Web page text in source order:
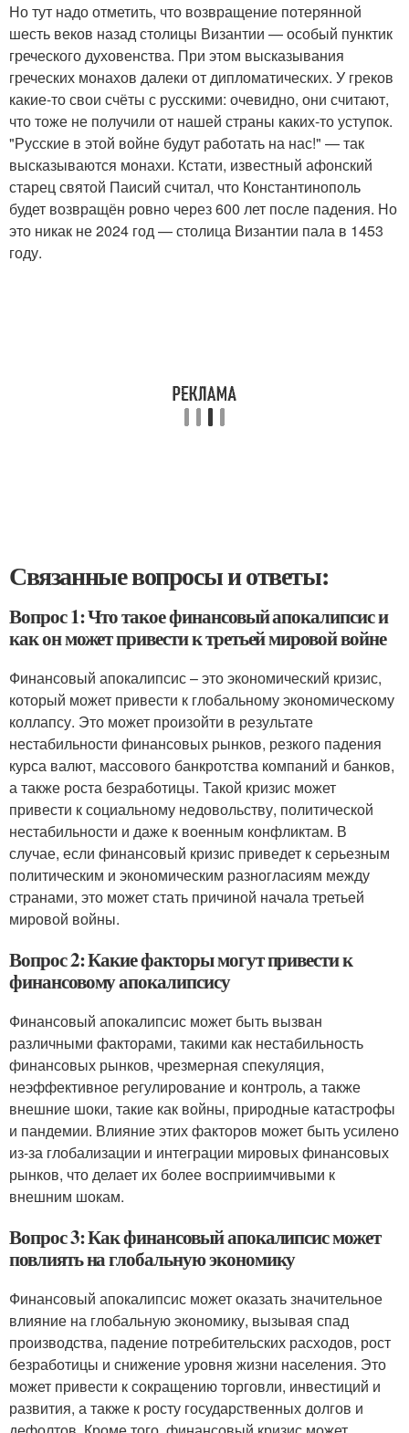
Но тут надо отметить, что возвращение потерянной
шесть веков назад столицы Византии — особый пунктик
греческого духовенства. При этом высказывания
греческих монахов далеки от дипломатических. У греков
какие-то свои счёты с русскими: очевидно, они считают,
что тоже не получили от нашей страны каких-то уступок.
"Русские в этой войне будут работать на нас!" — так
высказываются монахи. Кстати, известный афонский
старец святой Паисий считал, что Константинополь
будет возвращён ровно через 600 лет после падения. Но
это никак не 2024 год — столица Византии пала в 1453
году.
Связанные вопросы и ответы:
Вопрос 1: Что такое финансовый апокалипсис и
как он может привести к третьей мировой войне
Финансовый апокалипсис – это экономический кризис,
который может привести к глобальному экономическому
коллапсу. Это может произойти в результате
нестабильности финансовых рынков, резкого падения
курса валют, массового банкротства компаний и банков,
а также роста безработицы. Такой кризис может
привести к социальному недовольству, политической
нестабильности и даже к военным конфликтам. В
случае, если финансовый кризис приведет к серьезным
политическим и экономическим разногласиям между
странами, это может стать причиной начала третьей
мировой войны.
Вопрос 2: Какие факторы могут привести к
финансовому апокалипсису
Финансовый апокалипсис может быть вызван
различными факторами, такими как нестабильность
финансовых рынков, чрезмерная спекуляция,
неэффективное регулирование и контроль, а также
внешние шоки, такие как войны, природные катастрофы
и пандемии. Влияние этих факторов может быть усилено
из-за глобализации и интеграции мировых финансовых
рынков, что делает их более восприимчивыми к
внешним шокам.
Вопрос 3: Как финансовый апокалипсис может
повлиять на глобальную экономику
Финансовый апокалипсис может оказать значительное
влияние на глобальную экономику, вызывая спад
производства, падение потребительских расходов, рост
безработицы и снижение уровня жизни населения. Это
может привести к сокращению торговли, инвестиций и
развития, а также к росту государственных долгов и